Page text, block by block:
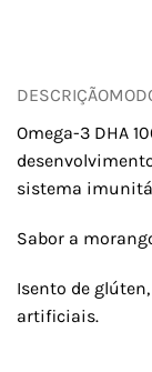
DESCRIÇÃO
Omega-3 DHA
sistema
Sabor a
Isento de
artificiais.